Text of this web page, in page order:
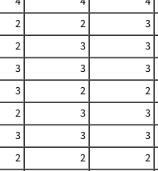
2 2
3
2 3
3
3 3
3
3 2
2
2 3
3
3 3
3
2 2
2